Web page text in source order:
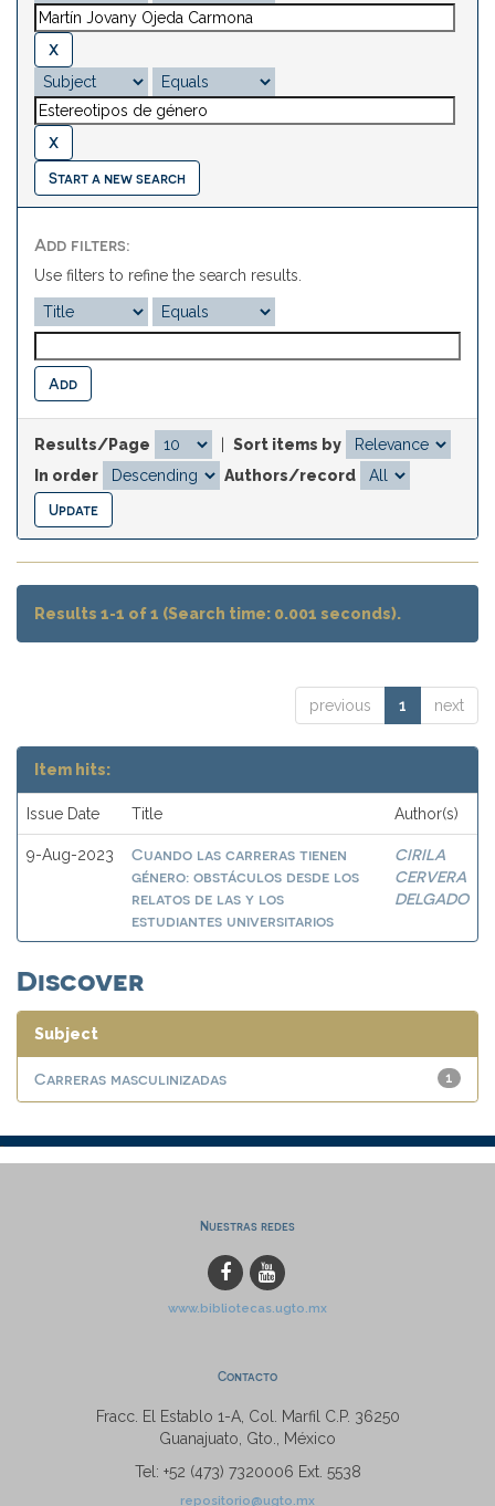
Start a new search
Add filters:
Use filters to refine the search results.
Results/Page
Sort items by
In order
Authors/record
Results 1-1 of 1 (Search time: 0.001 seconds).
previous 1 next
Item hits:
Issue Date Title Author(s)
9-Aug-2023
Cuando las carreras tienen
género: obstáculos desde los
relatos de las y los
estudiantes universitarios
CIRILA
CERVERA
DELGADO
Discover
Subject
1
Carreras masculinizadas
Nuestras redes
www.bibliotecas.ugto.mx
Contacto
Fracc. El Establo 1-A, Col. Marfil C.P. 36250
Guanajuato, Gto., México
Tel: +52 (473) 7320006 Ext. 5538
repositorio@ugto.mx